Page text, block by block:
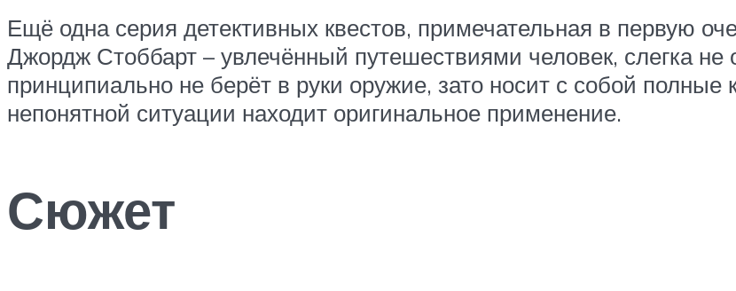
Ещё одна серия детективных квестов, примечательная в первую
Джордж Стоббарт – увлечённый путешествиями человек, слегка не
принципиально не берёт в руки оружие, зато носит с собой
непонятной ситуации находит оригинальное применение.
Сюжет